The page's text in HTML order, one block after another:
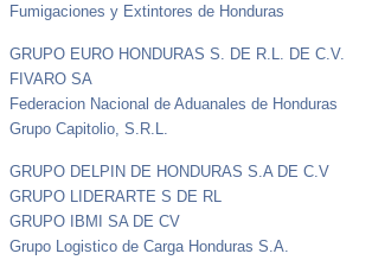
Fumigaciones y Extintores de Honduras
GRUPO EURO HONDURAS S. DE R.L. DE C.V.
FIVARO SA
Federacion Nacional de Aduanales de Honduras
Grupo Capitolio, S.R.L.
GRUPO DELPIN DE HONDURAS S.A DE C.V
GRUPO LIDERARTE S DE RL
GRUPO IBMI SA DE CV
Grupo Logistico de Carga Honduras S.A.